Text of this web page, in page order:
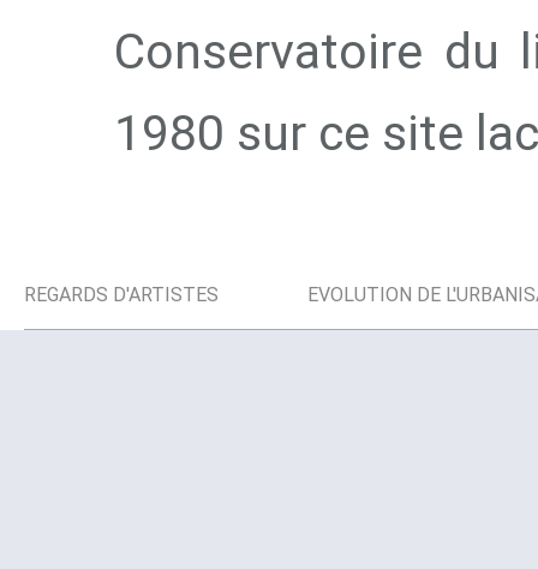
Conservatoire du
1980 sur ce site
REGARDS D'ARTISTES EVOLUTION DE